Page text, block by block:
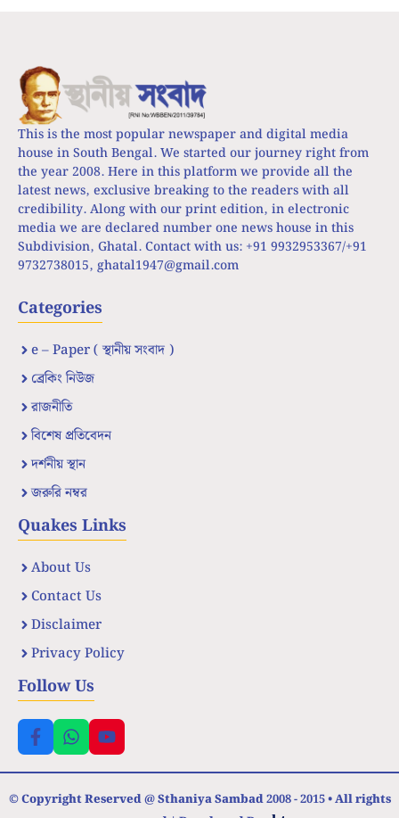
This is the most popular newspaper and digital media
house in South Bengal. We started our journey right from
the year 2008. Here in this platform we provide all the
latest news, exclusive breaking to the readers with all
credibility. Along with our print edition, in electronic
media we are declared number one news house in this
Subdivision, Ghatal. Contact with us: +91 9932953367/+91
9732738015, ghatal1947@gmail.com
Categories
e – Paper ( স্থানীয় সংবাদ )
ব্রেকিং নিউজ
রাজনীতি
বিশেষ প্রতিবেদন
দর্শনীয় স্থান
জরুরি নম্বর
Quakes Links
About Us
Contact Us
Disclaimer
Privacy Policy
Follow Us
© Copyright Reserved @ Sthaniya Sambad 2008 - 2015 • All rights